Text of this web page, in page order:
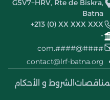
G5V7+HRV, Rte de Biskra,
Batna
+213 (0) XX XXX XXX
-
####@####.com
contact@lrf-batna.org
الشروط و الأحكام